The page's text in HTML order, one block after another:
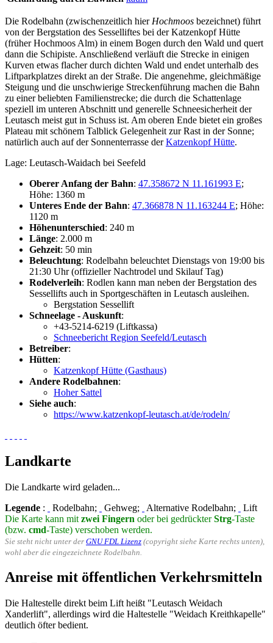
Die Rodelbahn (zwischenzeitlich hier Hochmoos bezeichnet) führt
von der Bergstation des Sesselliftes bei der Katzenkopf Hütte
(früher Hochmoos Alm) in einem Bogen durch den Wald und quert
dann die Schipiste. Anschließend verläuft die Strecke in einigen
Kurven etwas flacher durch dichten Wald und endet unterhalb des
Liftparkplatzes direkt an der Straße. Die angenehme, gleichmäßige
Steigung und die unschwierige Streckenführung machen die Bahn
zu einer beliebten Familienstrecke; die durch die Schattenlage
speziell im unteren Abschnitt und generelle Schneesicherheit der
Leutasch meist gut in Schuss ist. Am oberen Ende bietet ein großes
Plateau mit schönem Talblick Gelegenheit zur Rast in der Sonne;
natürlich auch auf der Sonnenterrasse derKatzenkopf Hütte.
Lage: Leutasch-Waidach bei Seefeld
Oberer Anfang der Bahn: 47.358672 N 11.161993 E;
Höhe: 1360 m
Unteres Ende der Bahn: 47.366878 N 11.163244 E; Höhe:
1120 m
Höhenunterschied: 240 m
Länge: 2.000 m
Gehzeit: 50 min
Beleuchtung: Rodelbahn beleuchtet Dienstags von 19:00 bis
21:30 Uhr (offizieller Nachtrodel und Skilauf Tag)
Rodelverleih: Rodlen kann man neben der Bergstation des
Sessellifts auch in Sportgeschäften in Leutasch ausleihen.
Bergstation Sessellift
Schneelage - Auskunft:
+43-5214-6219 (Liftkassa)
Schneebericht Region Seefeld/Leutasch
Betreiber:
Hütten:
Katzenkopf Hütte (Gasthaus)
Andere Rodelbahnen:
Hoher Sattel
Siehe auch:
https://www.katzenkopf-leutasch.at/de/rodeln/
Landkarte
Die Landkarte wird geladen...
Legende : Rodelbahn; Gehweg; Alternative Rodelbahn;
Lift
Die Karte kann mit zwei Fingern oder bei gedrückterStrg-Taste
(bzw. cmd-Taste) verschoben werden.
Sie steht nicht unter der GNU FDL Lizenz (copyright siehe Karte rechts unten),
wohl aber die eingezeichnete Rodelbahn.
Anreise mit öffentlichen Verkehrsmitteln
Die Haltestelle direkt beim Lift heißt "Leutasch Weidach
Xanderlift", allerdings wird die Haltestelle "Weidach Kreithkapelle"
deutlich öfter bedient.